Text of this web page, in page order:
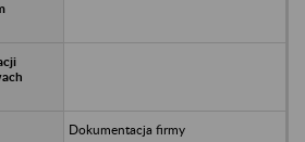
Dokumentacja firmy